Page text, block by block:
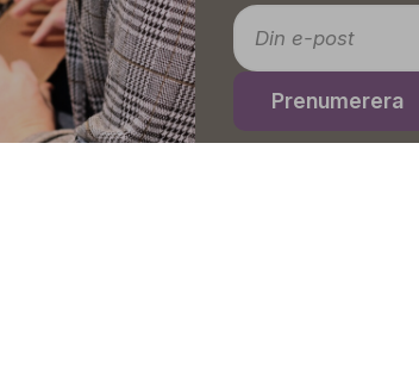
Prenumerera